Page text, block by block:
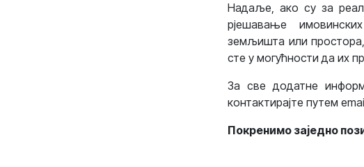
Надаље, ако су за
рјешавање
земљишта или
сте у могућности да их
За све додатне
контактирајте путем
Покренимо заједно